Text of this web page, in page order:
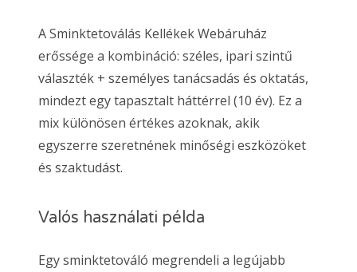
A Sminktetoválás Kellékek Webáruház
erőssége a kombináció: széles, ipari szintű
választék + személyes tanácsadás és oktatás,
mindezt egy tapasztalt háttérrel (10 év). Ez a
mix különösen értékes azoknak, akik
egyszerre szeretnének minőségi eszközöket
és szaktudást.
Valós használati példa
Egy sminktetováló megrendeli a legújabb